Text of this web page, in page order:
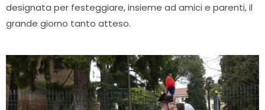
designata per festeggiare, insieme ad amici e parenti, il
grande giorno tanto atteso.